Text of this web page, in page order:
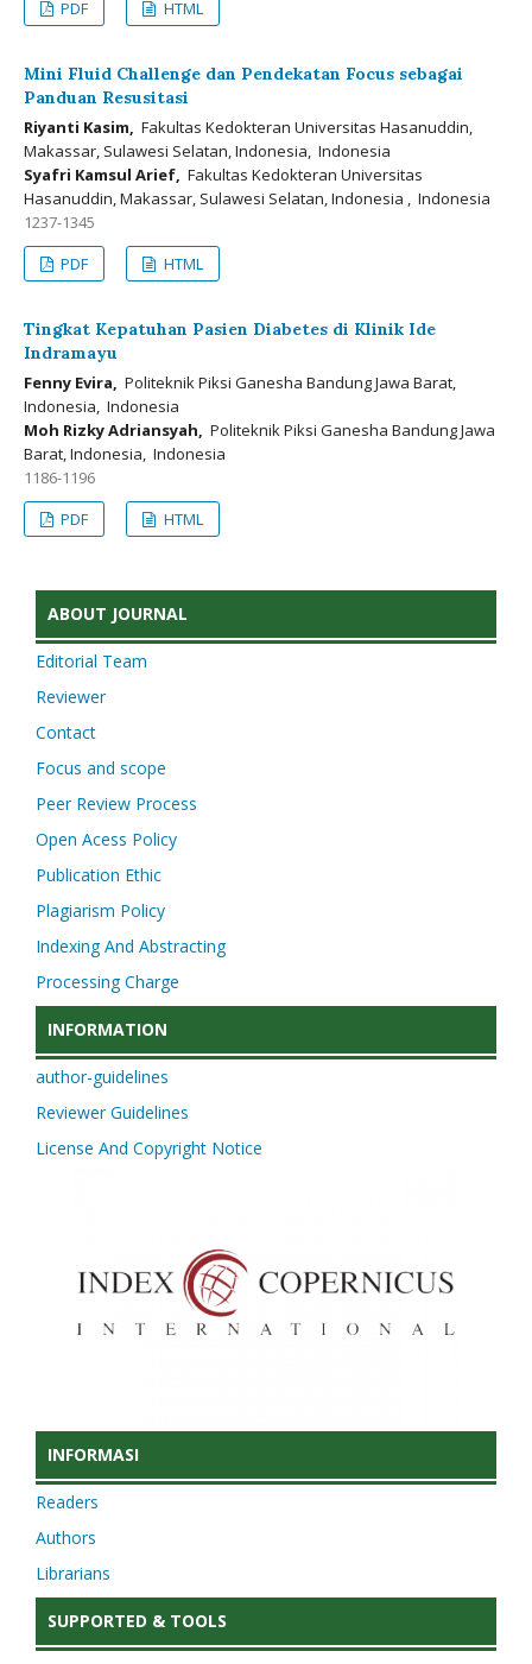
PDF HTML
Mini Fluid Challenge dan Pendekatan Focus sebagai
Panduan Resusitasi
Riyanti Kasim, Fakultas Kedokteran Universitas Hasanuddin,
Makassar, Sulawesi Selatan, Indonesia, Indonesia
Syafri Kamsul Arief, Fakultas Kedokteran Universitas
Hasanuddin, Makassar, Sulawesi Selatan, Indonesia , Indonesia
1237-1345
PDF
HTML
Tingkat Kepatuhan Pasien Diabetes di Klinik Ide
Indramayu
Fenny Evira, Politeknik Piksi Ganesha Bandung Jawa Barat,
Indonesia, Indonesia
Moh Rizky Adriansyah, Politeknik Piksi Ganesha Bandung Jawa
Barat, Indonesia, Indonesia
1186-1196
PDF
HTML
ABOUT JOURNAL
Editorial Team
Reviewer
Contact
Focus and scope
Peer Review Process
Open Acess Policy
Publication Ethic
Plagiarism Policy
Indexing And Abstracting
Processing Charge
INFORMATION
author-guidelines
Reviewer Guidelines
License And Copyright Notice
INFORMASI
Readers
Authors
Librarians
SUPPORTED & TOOLS